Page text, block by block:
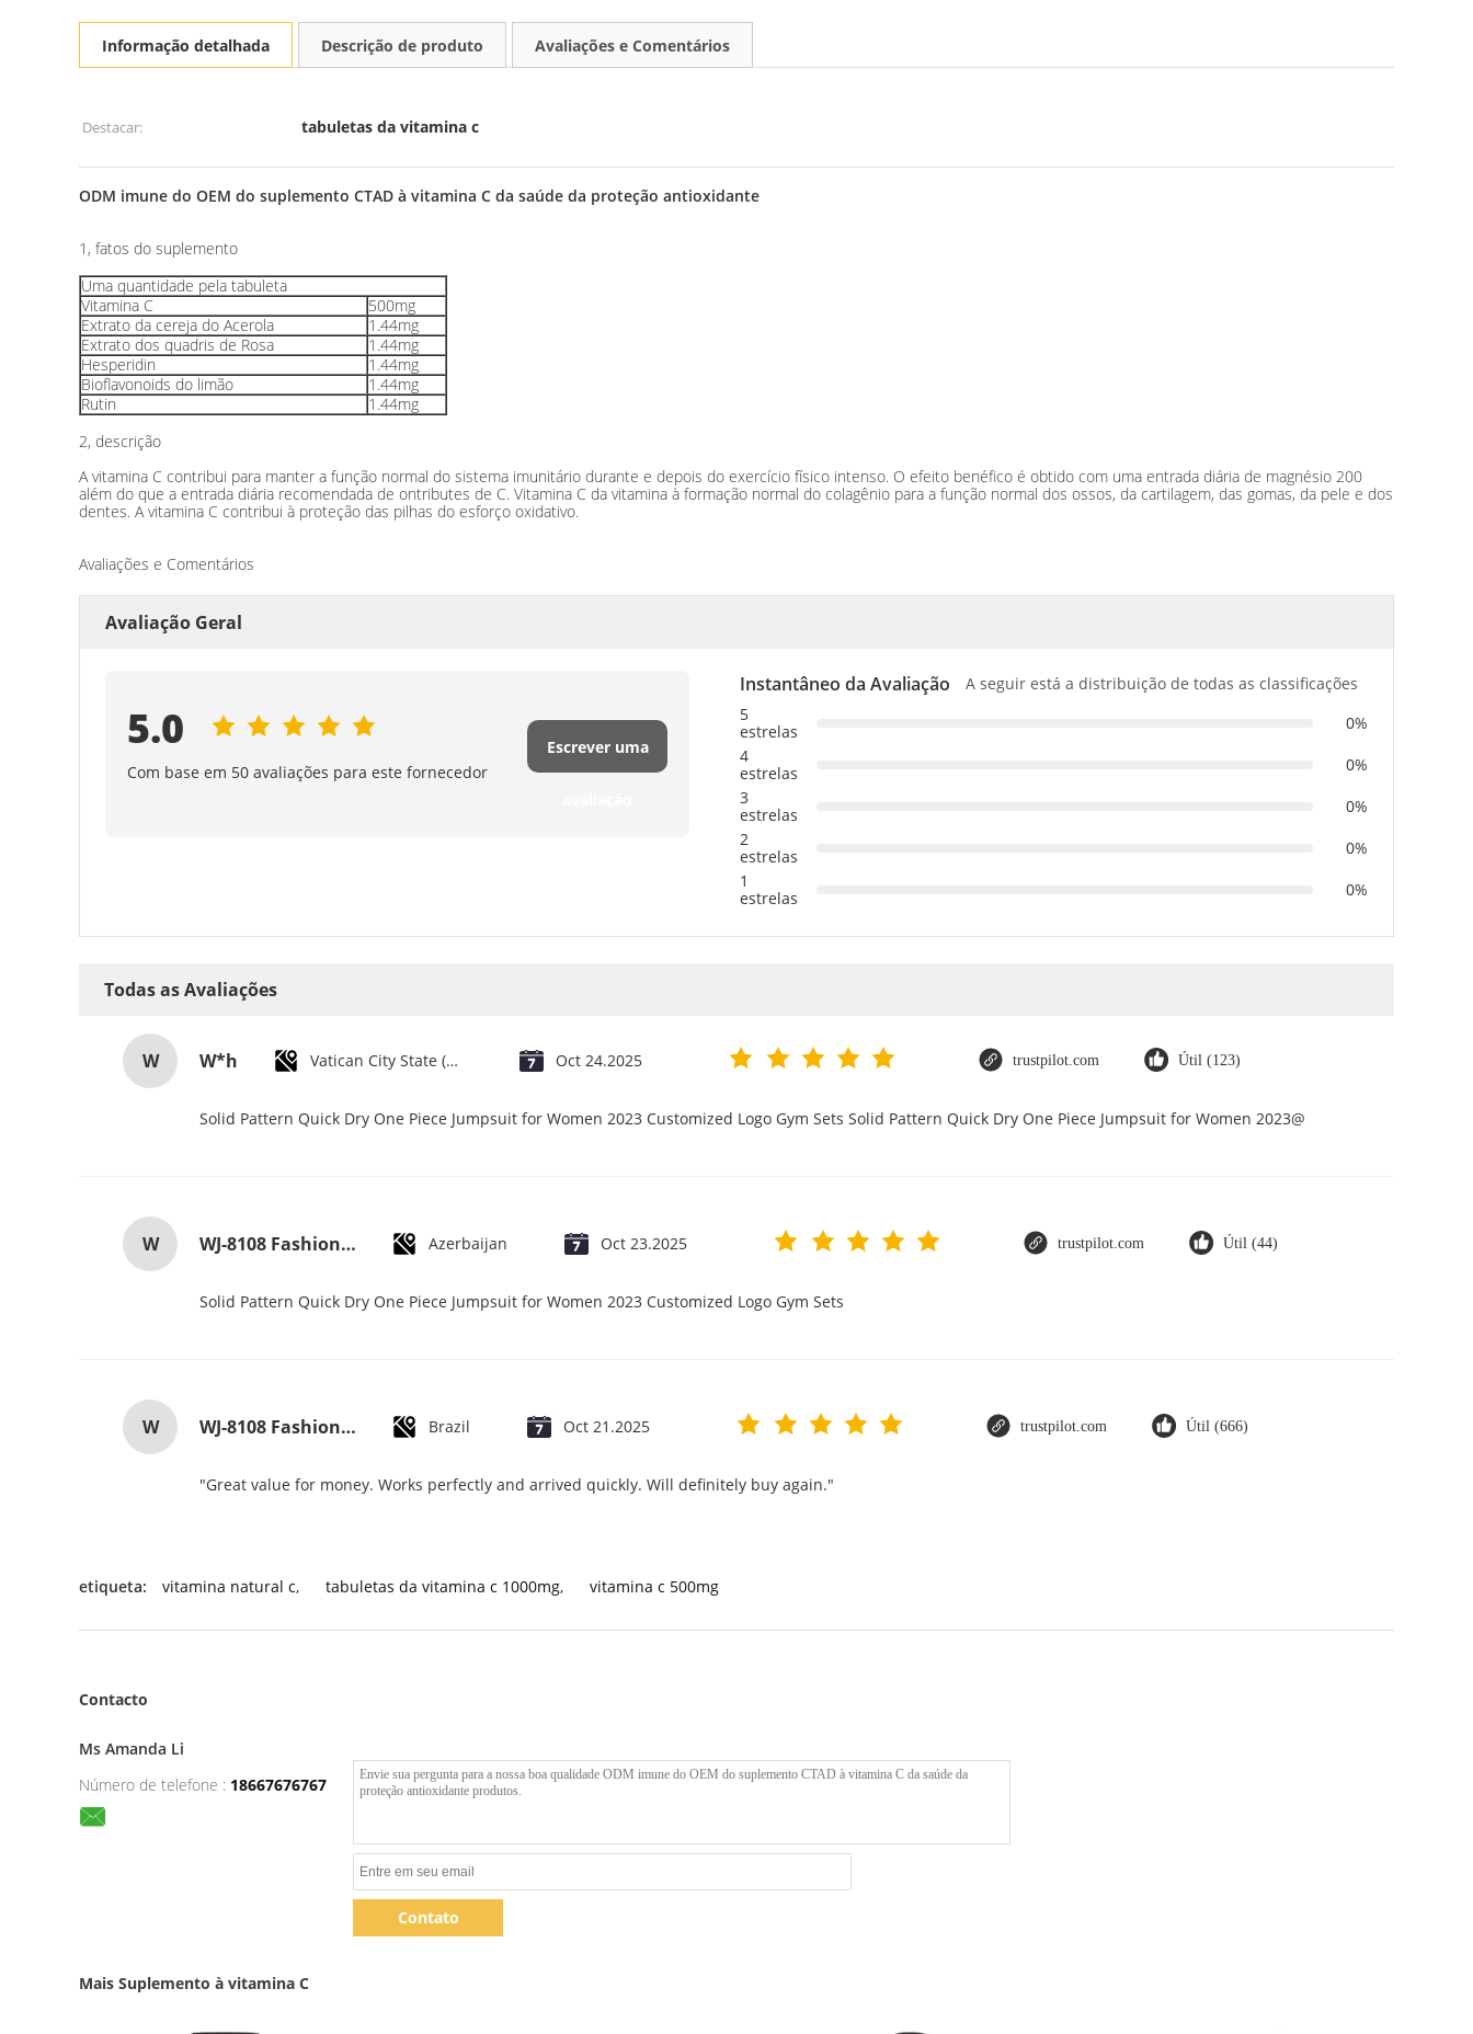
Informação detalhada Descrição de produto Avaliações e Comentários
Destacar: tabuletas da vitamina c
ODM imune do OEM do suplemento CTAD à vitamina C da saúde da proteção antioxidante
1, fatos do suplemento
Uma quantidade pela tabuleta
Vitamina C
500mg
Extrato da cereja do Acerola
1.44mg
Extrato dos quadris de Rosa
1.44mg
Hesperidin
1.44mg
Bioflavonoids do limão
1.44mg
Rutin
1.44mg
2, descrição
A vitamina C contribui para manter a função normal do sistema imunitário durante e depois do exercício físico intenso. O efeito benéfico é obtido com uma entrada diária de magnésio 200
além do que a entrada diária recomendada de ontributes de C. Vitamina C da vitamina à formação normal do colagênio para a função normal dos ossos, da cartilagem, das gomas, da pele e dos
dentes. A vitamina C contribui à proteção das pilhas do esforço oxidativo.
Avaliações e Comentários
Avaliação Geral
5.0
Com base em 50 avaliações para este fornecedor
Escrever uma
Instantâneo da Avaliação
A seguir está a distribuição de todas as classificações
5
estrelas
0%
4
estrelas
0%
3
estrelas
0%
2
estrelas
0%
1
estrelas
0%
Todas as Avaliações
W W*h Vatican City State (Holy See) Oct 24.2025 trustpilot.com Útil (123)
Solid Pattern Quick Dry One Piece Jumpsuit for Women 2023 Customized Logo Gym Sets Solid Pattern Quick Dry One Piece Jumpsuit for Women 2023@
W WJ-8108 Fashionable Simple Men's Watch Waterproof High-quality Quartz watch High-grade Small MOQ OEM watch Azerbaijan Oct 23.2025 trustpilot.com Útil (44)
Solid Pattern Quick Dry One Piece Jumpsuit for Women 2023 Customized Logo Gym Sets
W WJ-8108 Fashionable Simple Men's Watch Waterproof High-quality Quartz watch High-grade Small MOQ OEM watch Brazil Oct 21.2025 trustpilot.com Útil (666)
"Great value for money. Works perfectly and arrived quickly. Will definitely buy again."
etiqueta: vitamina natural c, tabuletas da vitamina c 1000mg, vitamina c 500mg
Contacto
Ms Amanda Li
Número de telefone : 18667676767
Contato
Mais Suplemento à vitamina C